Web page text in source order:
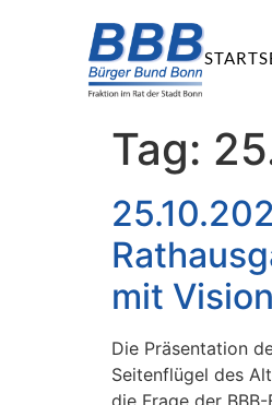
Tag:
mit Vision
Die Präsentation
Seitenflügel des